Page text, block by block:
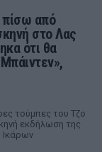
πίσω από
στο Λας
ότι θα
τούμπες του Τζο
εκδήλωση της
Ικάρων